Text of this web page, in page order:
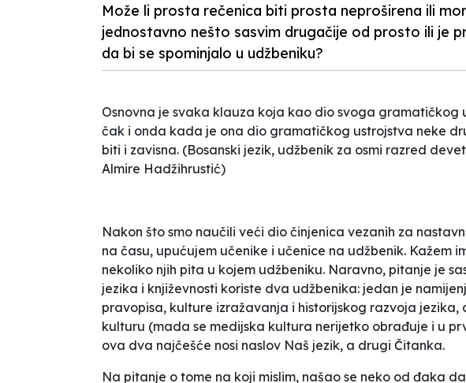
Može li prosta rečenica biti prosta neproširena ili
jednostavno nešto sasvim drugačije od prosto ili je
da bi se spominjalo u udžbeniku?
Osnovna je svaka klauza koja kao dio svoga gramatičkog
čak i onda kada je ona dio gramatičkog ustrojstva neke
biti i zavisna. (Bosanski jezik, udžbenik za osmi razred
Almire Hadžihrustić)
Nakon što smo naučili veći dio činjenica vezanih za
na času, upućujem učenike i učenice na udžbenik. Kažem
nekoliko njih pita u kojem udžbeniku. Naravno, pitanje je
jezika i književnosti koriste dva udžbenika: jedan je
pravopisa, kulture izražavanja i historijskog razvoja jezika,
kulturu (mada se medijska kultura nerijetko obrađuje i u
ova dva najčešće nosi naslov Naš jezik, a drugi Čitanka.
Na pitanje o tome na koji mislim, našao se neko od đaka